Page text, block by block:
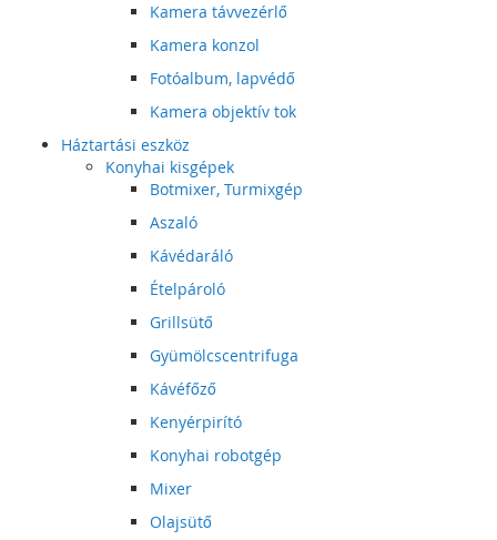
Kamera távvezérlő
Kamera konzol
Fotóalbum, lapvédő
Kamera objektív tok
Háztartási eszköz
Konyhai kisgépek
Botmixer, Turmixgép
Aszaló
Kávédaráló
Ételpároló
Grillsütő
Gyümölcscentrifuga
Kávéfőző
Kenyérpirító
Konyhai robotgép
Mixer
Olajsütő